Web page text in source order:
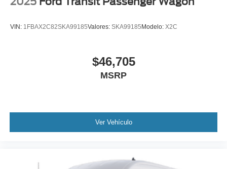
VIN: 1FBAX2C82SKA99185Valores: SKA99185Modelo: X2C
$46,705
MSRP
Ver Vehículo